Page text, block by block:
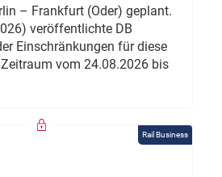
– Frankfurt (Oder) geplant.
veröffentlichte DB
Einschränkungen für diese
vom 24.08.2026 bis
Rail Business